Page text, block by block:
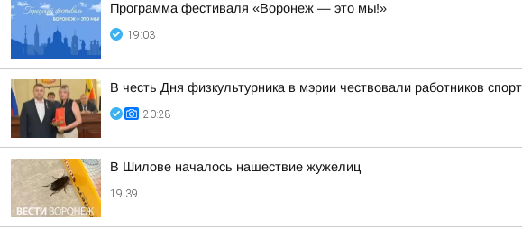
Программа фестиваля «Воронеж — это мы!»
19:03
В честь Дня физкультурника в мэрии чествовали работников
20:28
В Шилове началось нашествие жужелиц
19:39